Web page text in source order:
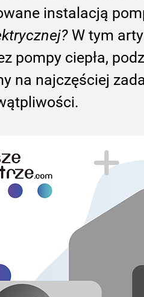
instalacją
W tym
pompy ciepła,
na najczęściej